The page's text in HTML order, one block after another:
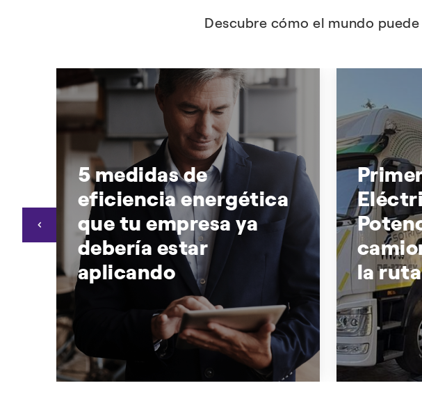
Descubre cómo el mundo
5 medidas de
eficiencia energética
que tu empresa ya
debería estar
aplicando
la